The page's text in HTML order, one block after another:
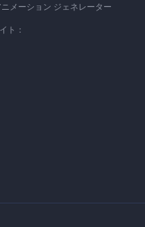
メーション ジェネレーター
ト：